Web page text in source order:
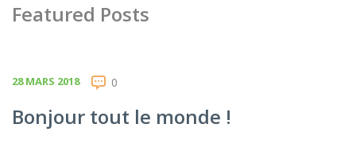
Featured Posts
28 MARS 2018 0
Bonjour tout le monde !